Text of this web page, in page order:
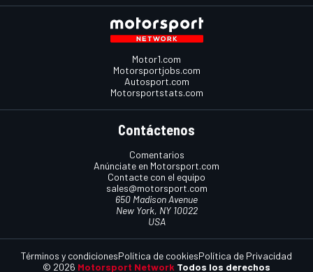
Motor1.com
Motorsportjobs.com
Autosport.com
Motorsportstats.com
Contáctenos
Comentarios
Anúnciate en Motorsport.com
Contacte con el equipo
sales@motorsport.com
650 Madison Avenue
New York, NY 10022
USA
© 2026 Motorsport Network Todos los derechos
Términos y condicionesPolítica de cookiesPolítica de Privacidad